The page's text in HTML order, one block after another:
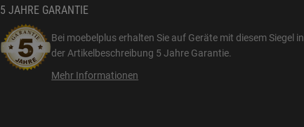
5 JAHRE GARANTIE
Bei moebelplus erhalten Sie auf Geräte mit diesem Siegel in
der Artikelbeschreibung 5 Jahre Garantie.
Mehr Informationen